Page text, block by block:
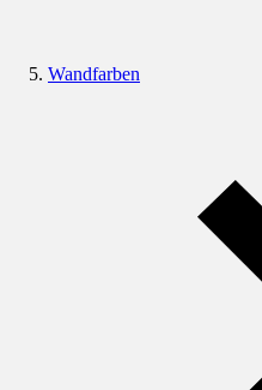
Wandfarben